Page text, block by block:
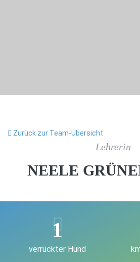
Zurück zur Team-Übersicht
Lehrerin
NEELE
1
verrückter Hund